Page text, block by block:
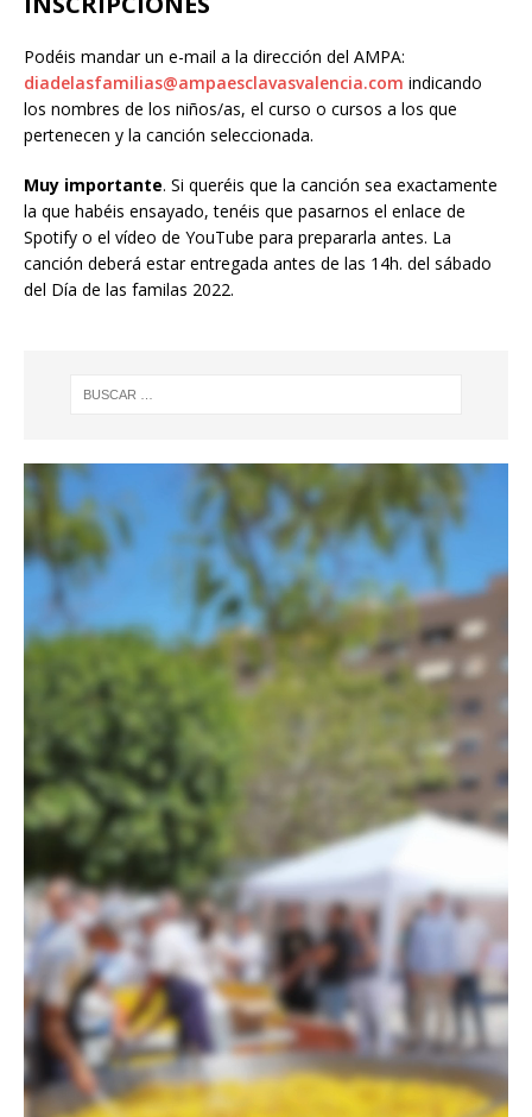
Podéis mandar un e-mail a la dirección del AMPA:
diadelasfamilias@ampaesclavasvalencia.com indicando
los nombres de los niños/as, el curso o cursos a los que
pertenecen y la canción seleccionada.
Muy importante. Si queréis que la canción sea exactamente
la que habéis ensayado, tenéis que pasarnos el enlace de
Spotify o el vídeo de YouTube para prepararla antes. La
canción deberá estar entregada antes de las 14h. del sábado
del Día de las familas 2022.